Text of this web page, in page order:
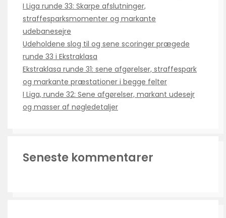
I Liga runde 33: Skarpe afslutninger,
straffesparksmomenter og markante
udebanesejre
Udeholdene slog til og sene scoringer prægede
runde 33 i Ekstraklasa
Ekstraklasa runde 31: sene afgørelser, straffespark
og markante præstationer i begge felter
I Liga, runde 32: Sene afgørelser, markant udesejr
og masser af nøgledetaljer
Seneste kommentarer